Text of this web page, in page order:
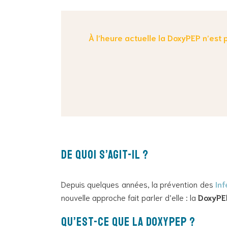
À l’heure actuelle la DoxyPEP
de quoi s’agit-il ?
Depuis quelques années, la prévention des
nouvelle approche fait parler d’elle : la
Qu’est-ce que la DoxyPEP ?